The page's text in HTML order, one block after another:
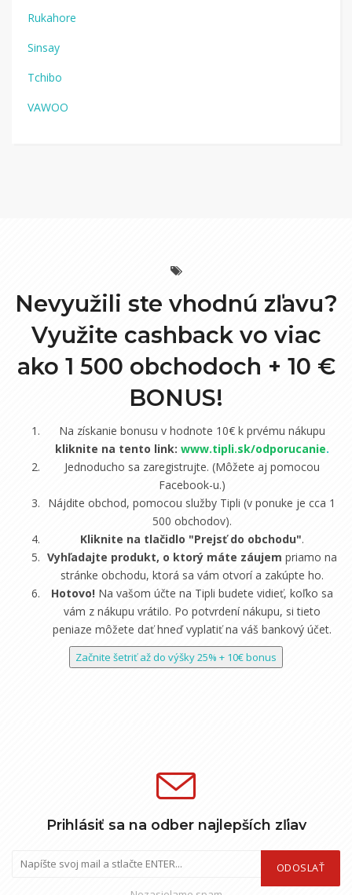
Rukahore
Sinsay
Tchibo
VAWOO
Nevyužili ste vhodnú zľavu?
Využite cashback vo viac
ako 1 500 obchodoch + 10 €
BONUS!
Na získanie bonusu v hodnote 10€ k prvému nákupu
kliknite na tento link: www.tipli.sk/odporucanie.
Jednoducho sa zaregistrujte. (Môžete aj pomocou
Facebook-u.)
Nájdite obchod, pomocou služby Tipli (v ponuke je cca 1
500 obchodov).
Kliknite na tlačidlo "Prejsť do obchodu".
Vyhľadajte produkt, o ktorý máte záujem priamo na
stránke obchodu, ktorá sa vám otvorí a zakúpte ho.
Hotovo! Na vašom účte na Tipli budete vidieť, koľko sa
vám z nákupu vrátilo. Po potvrdení nákupu, si tieto
peniaze môžete dať hneď vyplatiť na váš bankový účet.
Začnite šetriť až do výšky 25% + 10€ bonus
Prihlásiť sa na odber najlepších zľiav
ODOSLAŤ